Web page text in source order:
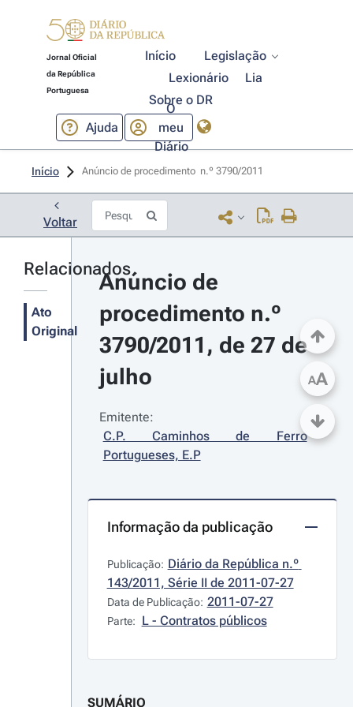
Jornal Oficial
da República
Portuguesa
Início
Legislação
Lexionário
Lia
Sobre o DR
Ajuda
O
meu
Diário
Início Anúncio de procedimento  n.º 3790/2011
Voltar
Relacionados
Ato
Original
Anúncio de
procedimento n.º
3790/2011, de 27 de
julho
Emitente:
C.P. Caminhos de Ferro
Portugueses, E.P
Informação da publicação
Publicação: Diário da República n.º
143/2011, Série II de 2011-07-27
Data de Publicação: 2011-07-27
Parte: L - Contratos públicos
SUMÁRIO
AA